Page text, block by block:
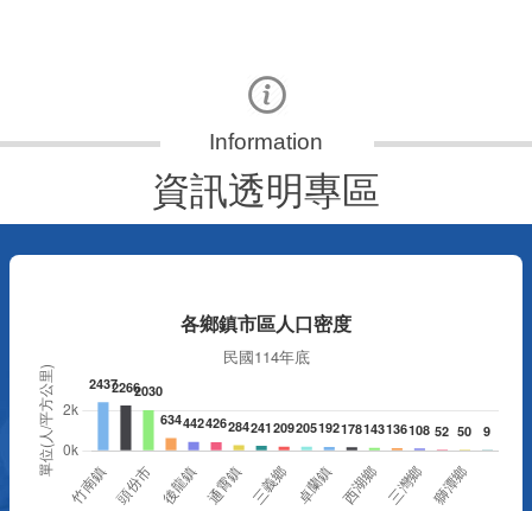
資訊透明專區